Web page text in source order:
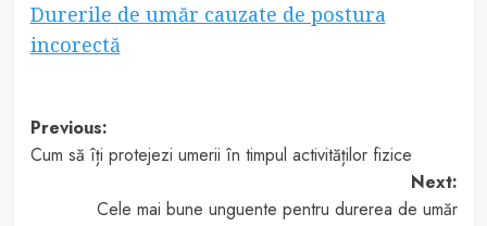
Durerile de umăr cauzate de postura
incorectă
Post
navigation
Previous:
Cum să îți protejezi umerii în timpul activităților fizice
Next:
Cele mai bune unguente pentru durerea de umăr